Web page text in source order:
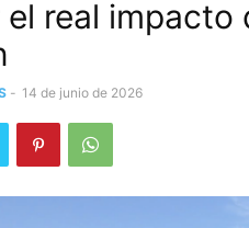
el real impacto
- 14 de junio de 2026